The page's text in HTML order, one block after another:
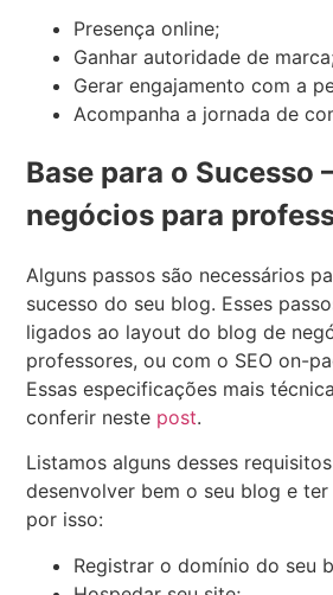
Presença online;
Ganhar autoridade de
Gerar engajamento com a
Acompanha a jornada de
Base para o Sucesso
negócios para
Alguns passos são necessários
sucesso do seu blog. Esses
ligados ao layout do blog de
professores, ou com o SEO on-
Essas especificações mais
conferir neste post.
Listamos alguns desses
desenvolver bem o seu blog e
por isso:
Registrar o domínio do seu